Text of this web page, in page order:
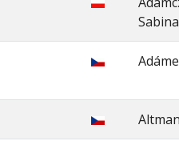
Sabina